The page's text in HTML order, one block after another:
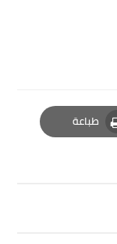
طباعة
Print